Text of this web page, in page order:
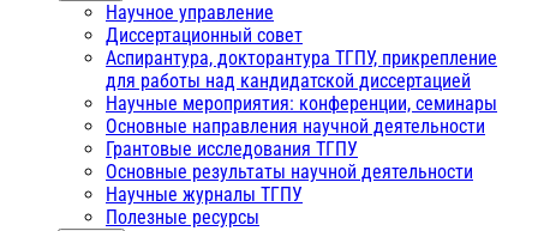
Научное управление
Диссертационный совет
Аспирантура, докторантура ТГПУ, прикрепление
для работы над кандидатской диссертацией
Научные мероприятия: конференции, семинары
Основные направления научной деятельности
Грантовые исследования ТГПУ
Основные результаты научной деятельности
Научные журналы ТГПУ
Полезные ресурсы